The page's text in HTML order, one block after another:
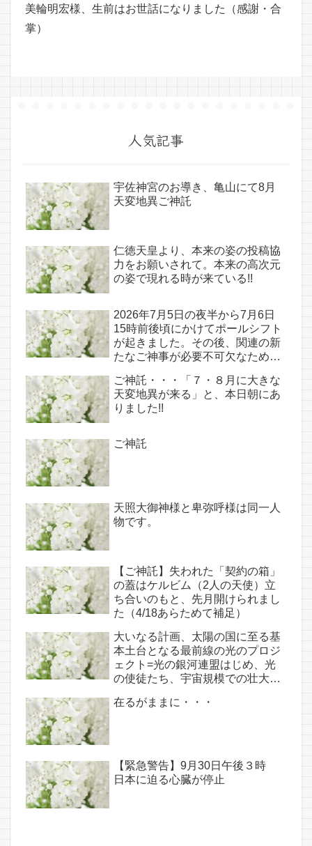
美輪明宏様、生前はお世話になりました（感謝・合
掌）
人気記事
宇佐神宮のお導き、亀山にて8月
天変地異ご神託
仁徳天皇より、本来の姿の投稿協
力をお願いされて。本来の高次元
の姿で現れる時が来ている!!
2026年7月5日の夜半から7月6日
15時前後頃にかけてポールシフト
が起きました。その後、関連の新
たなご神事が必要不可欠なため、
点であり古代太陽信仰の中心点で
もある伊弉諾宮、他3ヵ所へのご
神託あり！！
ご神託・・・「７・８月に大きな
天変地異が来る」と、本日朝にあ
りました!!
ご神託
天照大御神様と卑弥呼様は同一人
物です。
【ご神託】失われた「契約の箱」
の蓋はケルビム（2人の天使）立
ち合いのもと、先月開けられまし
た（4/18あらためて補足）
大いなる計画、太陽の国に至る基
本土台となる最前線の光のプロジ
ェクト=光の銀河連盟はじめ、光
の使徒たち、宇宙規模での壮大な
(6/26・28追記あり）
在るがままに・・・
【緊急警告】9月30日午後３時
日本に迫る心臓が停止